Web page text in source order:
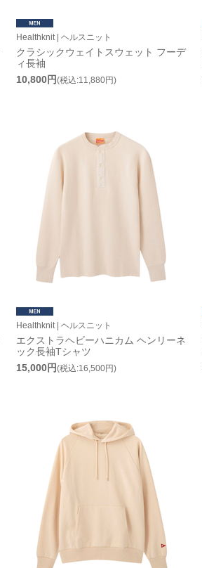
Healthknit | ヘルスニット
クラシックウェイトスウェット フーデ
ィ長袖
10,800円(税込:11,880円)
Healthknit | ヘルスニット
エクストラヘビーハニカム ヘンリーネ
ック長袖Tシャツ
15,000円(税込:16,500円)